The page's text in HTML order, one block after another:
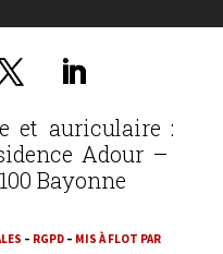
et auriculaire :
Adour –
Bayonne
– RGPD – MIS À FLOT PAR